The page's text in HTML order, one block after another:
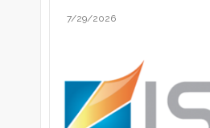
7/29/2026